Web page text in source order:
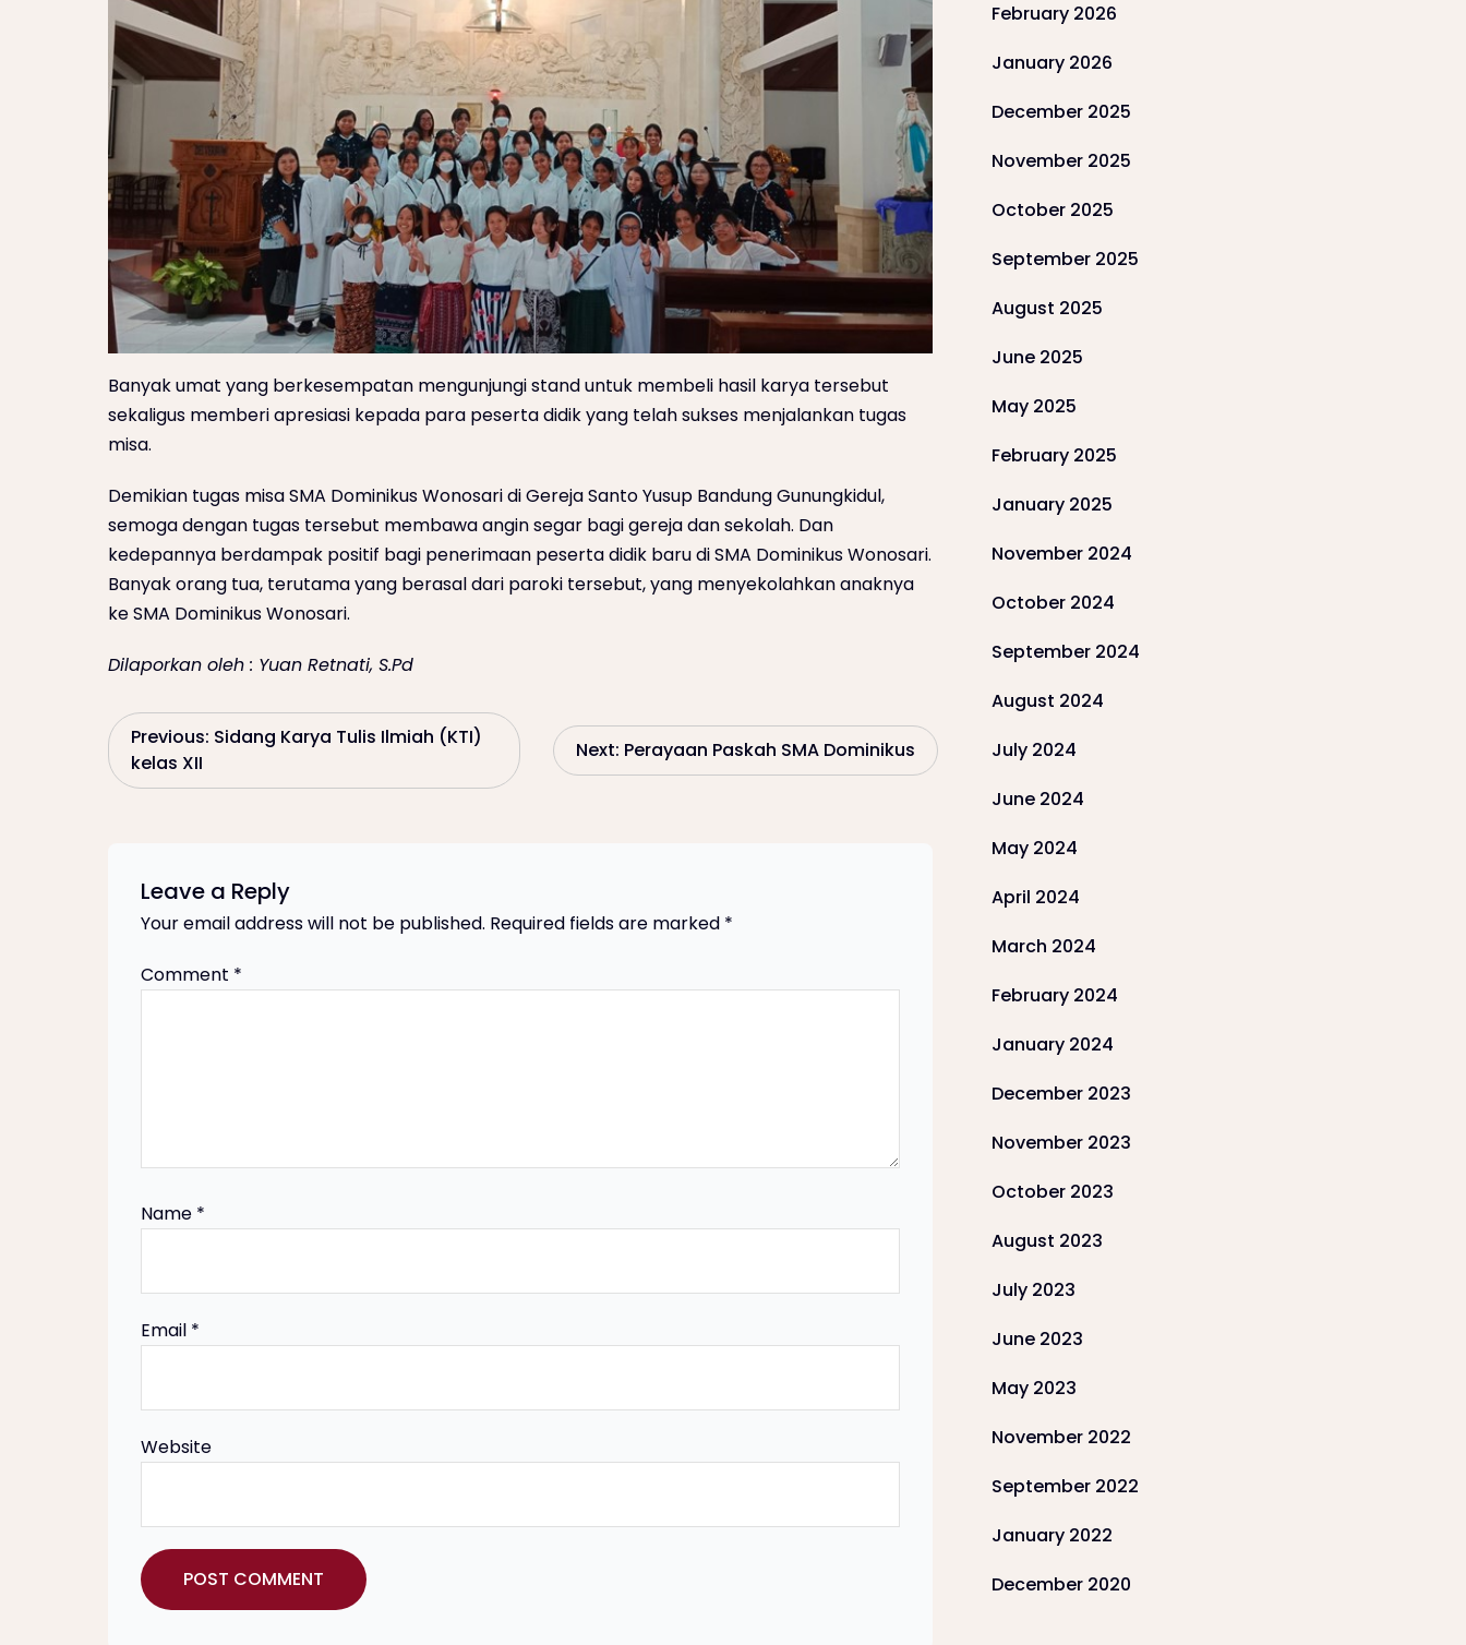
Banyak umat yang berkesempatan mengunjungi stand untuk membeli hasil karya tersebut
sekaligus memberi apresiasi kepada para peserta didik yang telah sukses menjalankan tugas
misa.
Demikian tugas misa SMA Dominikus Wonosari di Gereja Santo Yusup Bandung Gunungkidul,
semoga dengan tugas tersebut membawa angin segar bagi gereja dan sekolah. Dan
kedepannya berdampak positif bagi penerimaan peserta didik baru di SMA Dominikus Wonosari.
Banyak orang tua, terutama yang berasal dari paroki tersebut, yang menyekolahkan anaknya
ke SMA Dominikus Wonosari.
Dilaporkan oleh : Yuan Retnati, S.Pd
P
o
Previous: Sidang Karya Tulis Ilmiah (KTI)
kelas XII
Next: Perayaan Paskah SMA Dominikus
Leave a Reply
Your email address will not be published. Required fields are marked *
Comment *
Name *
Email *
Website
February 2026
January 2026
December 2025
November 2025
October 2025
September 2025
August 2025
June 2025
May 2025
February 2025
January 2025
November 2024
October 2024
September 2024
August 2024
July 2024
June 2024
May 2024
April 2024
March 2024
February 2024
January 2024
December 2023
November 2023
October 2023
August 2023
July 2023
June 2023
May 2023
November 2022
September 2022
January 2022
December 2020